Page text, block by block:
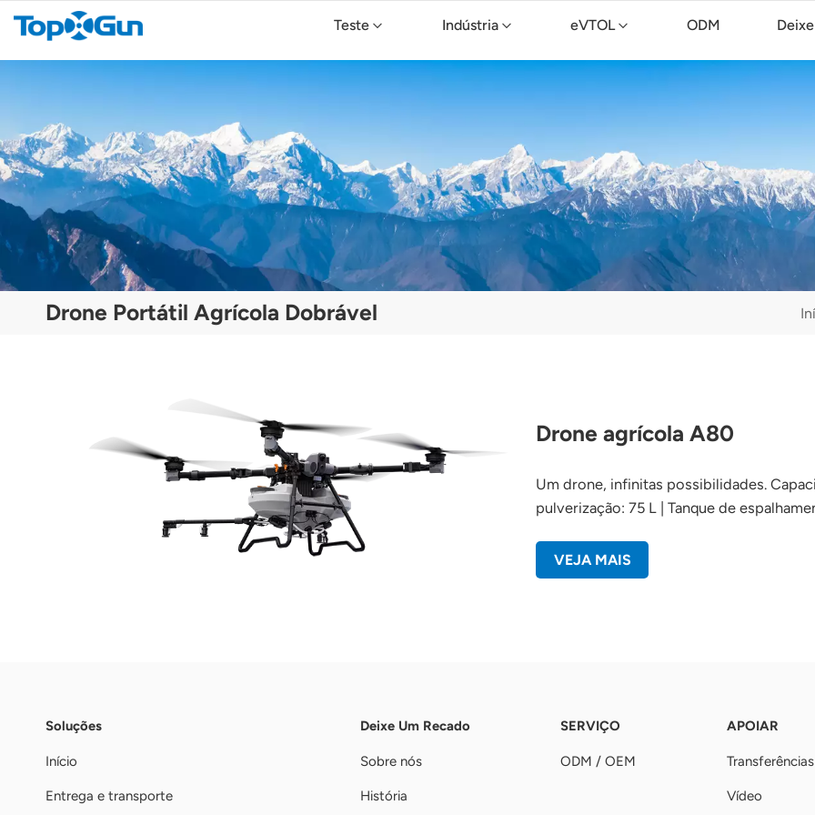
Teste Indústria eVTOL ODM
Drone Portátil Agrícola Dobrável
Drone agrícola A80
Um drone, infinitas possibilidades.
pulverização: 75 L | Tanque de
VEJA MAIS
Soluções
Início
Entrega e transporte
Deixe Um Recado
Sobre nós
História
SERVIÇO
ODM / OEM
APOIAR
Transferências
Vídeo